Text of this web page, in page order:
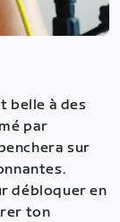
belle à des
par
sur
débloquer en
ton